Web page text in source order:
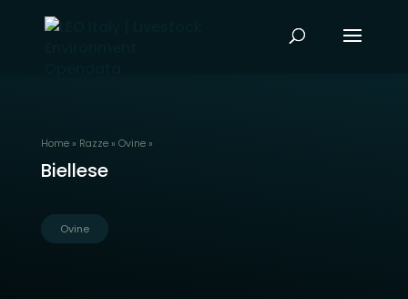
Home» Razze» Ovine»
Biellese
Ovine